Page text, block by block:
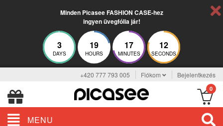
Minden Picasee FASHION CASE-hez
ingyen üvegfólia jár!
3
DAYS
19
HOURS
17
MINUTES
12
SECONDS
+420 777 793 005 Fiókom Bejelentkezés
0
MENU